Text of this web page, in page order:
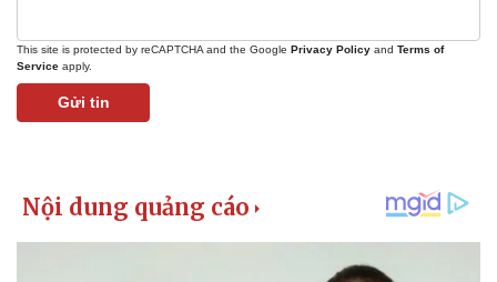
This site is protected by reCAPTCHA and the Google Privacy Policy and Terms of
Service apply.
Gửi tin